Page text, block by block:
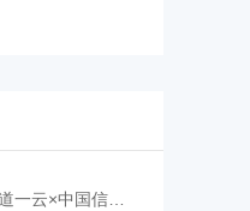
您参与低代码&无代码市场调研